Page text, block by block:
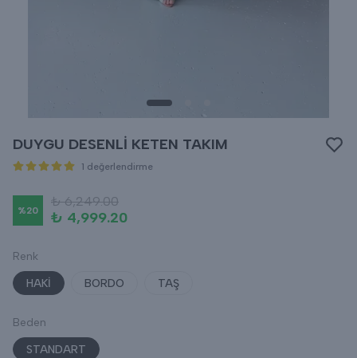
DUYGU DESENLİ KETEN TAKIM
1 değerlendirme
%20
₺ 6,249.00
₺ 4,999.20
Renk
HAKİ
BORDO TAŞ
Beden
STANDART